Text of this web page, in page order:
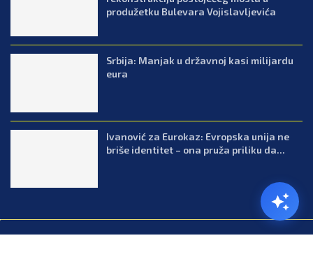
produžetku Bulevara Vojislavljevića
Srbija: Manjak u državnoj kasi milijardu
eura
Ivanović za Eurokaz: Evropska unija ne
briše identitet – ona pruža priliku da...